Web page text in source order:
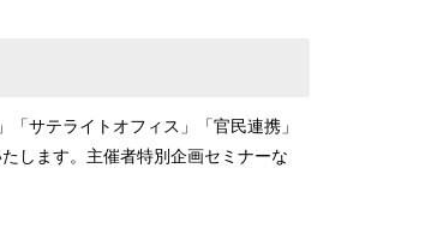
サテライトオフィス」「官民連携」
します。主催者特別企画セミナーな